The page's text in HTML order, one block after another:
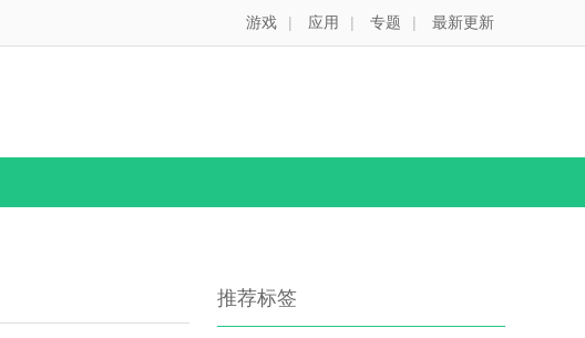
游戏 | 应用 | 专题 | 最新更新
推荐标签